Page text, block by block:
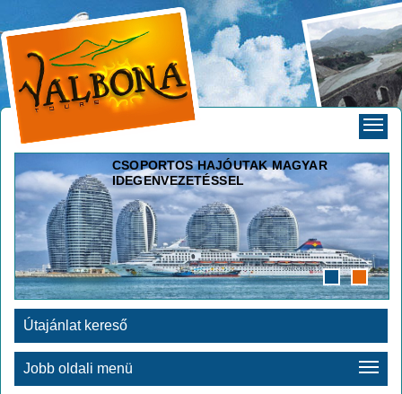
CSOPORTOS HAJÓUTAK MAGYAR
IDEGENVEZETÉSSEL
Útajánlat kereső
Jobb oldali menü